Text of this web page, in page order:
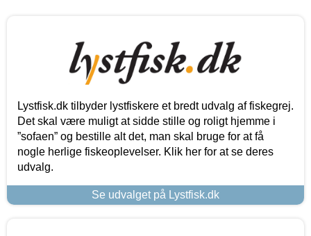
Lystfisk.dk tilbyder lystfiskere et bredt udvalg af fiskegrej.
Det skal være muligt at sidde stille og roligt hjemme i
”sofaen” og bestille alt det, man skal bruge for at få
nogle herlige fiskeoplevelser. Klik her for at se deres
udvalg.
Se udvalget på Lystfisk.dk